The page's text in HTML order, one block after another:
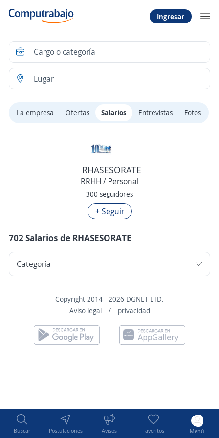
Ingresar
Buscar Postulaciones Avisos Favoritos Menú
La empresa Ofertas Salarios Entrevistas Fotos
RHASESORATE
RRHH / Personal
300 seguidores
+ Seguir
702 Salarios de RHASESORATE
Copyright 2014 - 2026 DGNET LTD.
Aviso legal
/ privacidad